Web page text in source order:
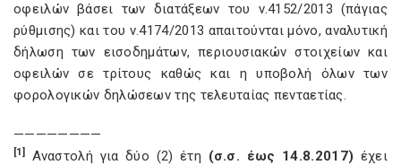
οφειλών βάσει των διατάξεων του ν.4152/2013 (πάγιας
ρύθμισης) και του ν.4174/2013 απαιτούνται μόνο, αναλυτική
δήλωση των εισοδημάτων, περιουσιακών στοιχείων και
οφειλών σε τρίτους καθώς και η υποβολή όλων των
φορολογικών δηλώσεων της τελευταίας πενταετίας.
————————
[1]Αναστολή για δύο (2) έτη (σ.σ. έως 14.8.2017) έχει